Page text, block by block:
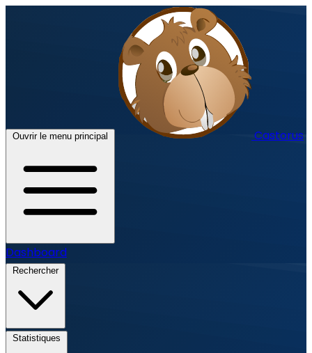
Ouvrir le menu principal Castorus
Dashboard
Rechercher
Statistiques